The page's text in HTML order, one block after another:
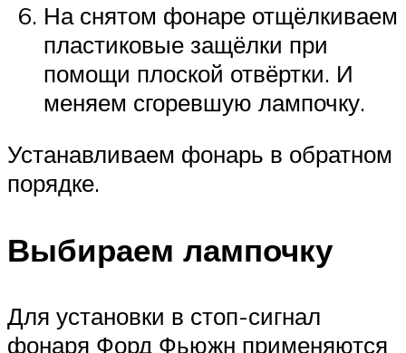
На снятом фонаре отщёлкиваем
пластиковые защёлки при
помощи плоской отвёртки. И
меняем сгоревшую лампочку.
Устанавливаем фонарь в обратном
порядке.
Выбираем лампочку
Для установки в стоп-сигнал
фонаря Форд Фьюжн применяются